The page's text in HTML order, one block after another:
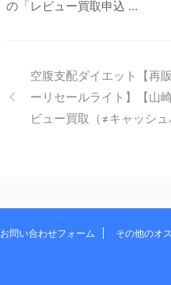
の「レビュー買取申込 ...
空腹支配ダイエット【再
ーリセールライト】【山
ビュー買取（≠キャッシュ
お問い合わせフォーム その他のオ